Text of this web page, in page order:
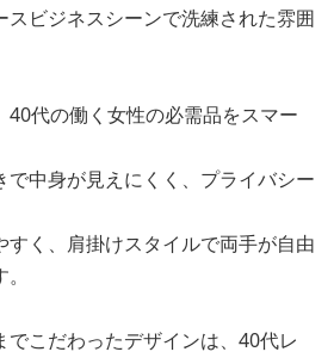
スビジネスシーンで洗練された雰囲
40代の働く女性の必需品をスマー
で中身が見えにくく、プライバシー
すく、肩掛けスタイルで両手が自由
こだわったデザインは、40代レ